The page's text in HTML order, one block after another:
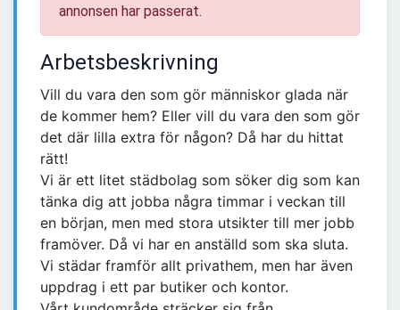
annonsen har passerat.
Arbetsbeskrivning
Vill du vara den som gör människor glada när
de kommer hem? Eller vill du vara den som gör
det där lilla extra för någon? Då har du hittat
rätt!
Vi är ett litet städbolag som söker dig som kan
tänka dig att jobba några timmar i veckan till
en början, men med stora utsikter till mer jobb
framöver. Då vi har en anställd som ska sluta.
Vi städar framför allt privathem, men har även
uppdrag i ett par butiker och kontor.